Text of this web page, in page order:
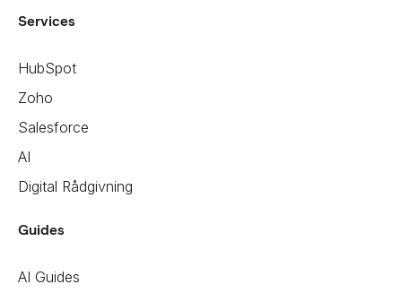
Services
HubSpot
Zoho
Salesforce
AI
Digital Rådgivning
Guides
AI Guides